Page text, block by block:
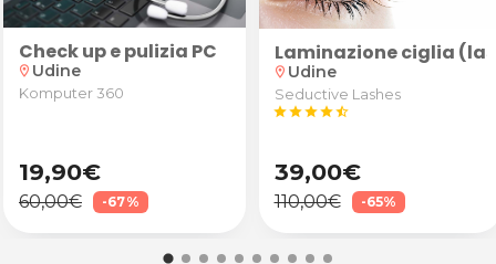
Laminazione ciglia e/o sopracciglia da Deep
Check up e pulizia PC
location_on Udine
Komputer 360
19,90€
60,00€ -67%
Laminazione ciglia
location_on Udine
Seductive Lashes
starstarstarstarstar_half
39,00€
110,00€ -65%